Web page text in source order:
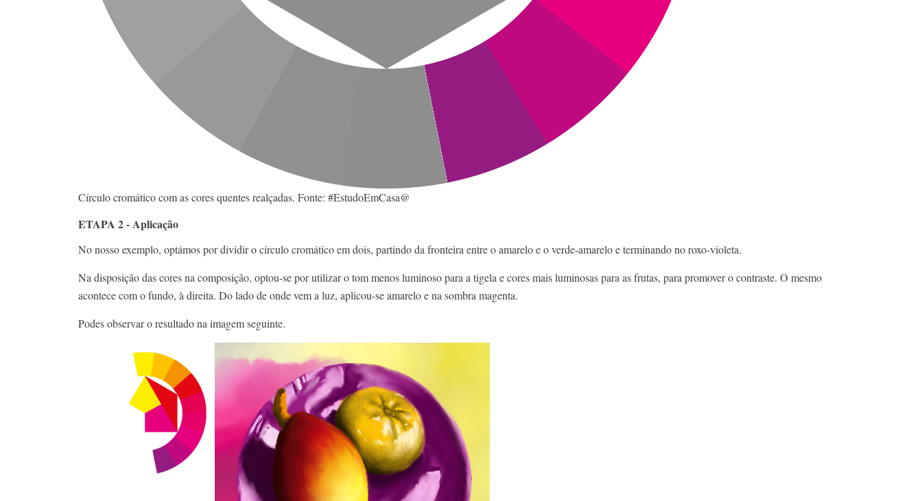
Círculo cromático com as cores quentes realçadas. Fonte: #EstudoEmCasa@
ETAPA 2 - Aplicação
No nosso exemplo, optámos por dividir o círculo cromático em dois, partindo da fronteira entre o amarelo e o verde-amarelo e terminando no roxo-violeta.
Na disposição das cores na composição, optou-se por utilizar o tom menos luminoso para a tigela e cores mais luminosas para as frutas, para promover o contraste. O mesmo
acontece com o fundo, à direita. Do lado de onde vem a luz, aplicou-se amarelo e na sombra magenta.
Podes observar o resultado na imagem seguinte.